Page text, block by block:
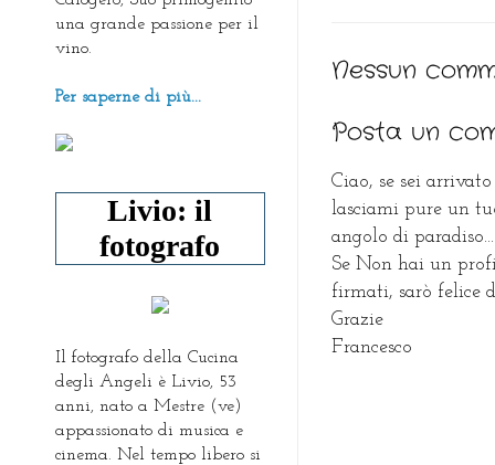
Nessun
Posta un
Ciao, se sei
lasciami pure un
angolo di paradiso...
Se Non hai un
firmati, sarò felice
Grazie
Francesco
una grande passione per il
vino.
Per saperne di più...
Livio: il
fotografo
Il fotografo della Cucina
degli Angeli è Livio, 53
anni, nato a Mestre (ve)
appassionato di musica e
cinema. Nel tempo libero si